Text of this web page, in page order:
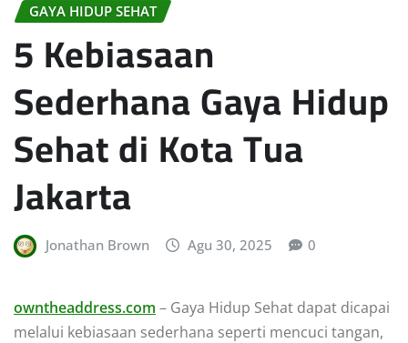
GAYA HIDUP SEHAT
5 Kebiasaan
Sederhana Gaya Hidup
Sehat di Kota Tua
Jakarta
Jonathan Brown Agu 30, 2025 0
owntheaddress.com – Gaya Hidup Sehat dapat dicapai
melalui kebiasaan sederhana seperti mencuci tangan,